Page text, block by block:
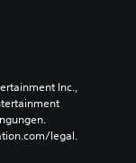
Inc.,
legal.